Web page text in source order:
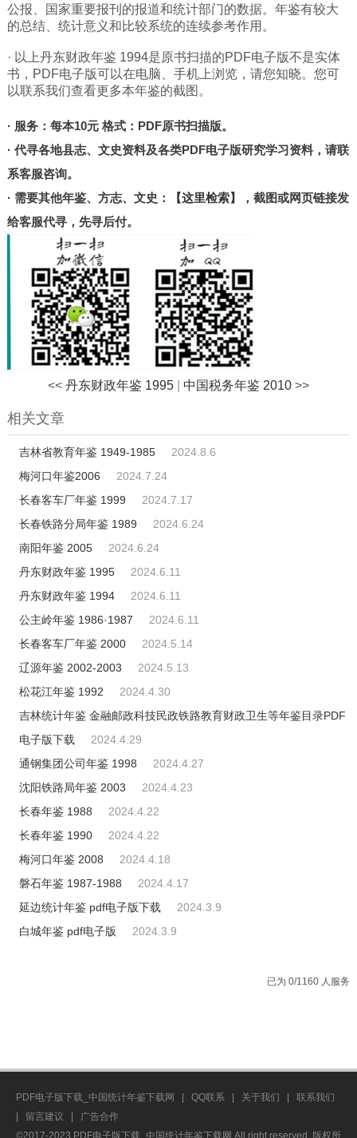
新疆
北京
甘肃
陕西
河南
山东
宁夏
台湾
其他
公报、国家重要报刊的报道和统计部门的数据。年鉴有较大
的总结、统计意义和比较系统的连续参考作用。
· 以上丹东财政年鉴 1994是原书扫描的PDF电子版不是实体
书，PDF电子版可以在电脑、手机上浏览，请您知晓。您可
以联系我们查看更多本年鉴的截图。
· 服务：每本10元 格式：PDF原书扫描版。
· 代寻各地县志、文史资料及各类PDF电子版研究学习资料，请联
系客服咨询。
· 需要其他年鉴、方志、文史：
【这里检索】
，截图或网页链接发
给客服代寻，先寻后付。
<< 丹东财政年鉴 1995 中国税务年鉴 2010>>
相关文章
吉林省教育年鉴 1949-1985
2024.8.6
梅河口年鉴2006
2024.7.24
长春客车厂年鉴 1999
2024.7.17
长春铁路分局年鉴 1989
2024.6.24
南阳年鉴 2005
2024.6.24
丹东财政年鉴 1995
2024.6.11
丹东财政年鉴 1994
2024.6.11
公主岭年鉴 1986·1987
2024.6.11
长春客车厂年鉴 2000
2024.5.14
辽源年鉴 2002-2003
2024.5.13
松花江年鉴 1992
2024.4.30
吉林统计年鉴 金融邮政科技民政铁路教育财政卫生等年鉴目录PDF
电子版下载
2024.4.29
通钢集团公司年鉴 1998
2024.4.27
沈阳铁路局年鉴 2003
2024.4.23
长春年鉴 1988
2024.4.22
长春年鉴 1990
2024.4.22
梅河口年鉴 2008
2024.4.18
磐石年鉴 1987-1988
2024.4.17
延边统计年鉴 pdf电子版下载
2024.3.9
白城年鉴 pdf电子版
2024.3.9
已为 0/1160 人服务
PDF电子版下载_中国统计年鉴下载网 QQ联系 关于我们
联系我们
留言建议
广告合作
©2017-2023 PDF电子版下载_中国统计年鉴下载网 All right reserved. 版权所